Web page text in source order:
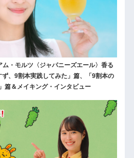
・モルツ〈ジャパニーズエール〉香る
、9割本実践してみた」篇、「9割本の
篇＆メイキング・インタビュー